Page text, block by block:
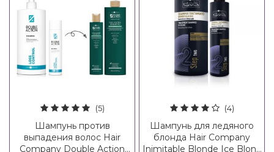
(5)
Шампунь против
выпадения волос Hair
Company Double Action
(4)
Шампунь для ледяного
блонда Hair Company
Inimitable Blonde Ice Blond